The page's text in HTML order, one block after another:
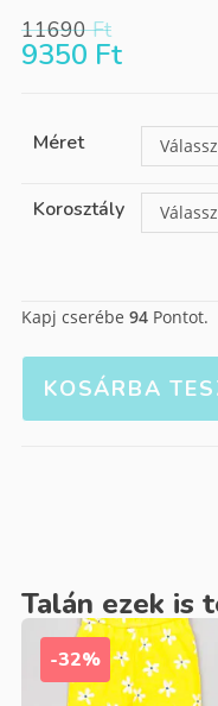
11690Ft
9350 Ft
Méret
Korosztály
Kapj cserébe 94Pontot.
KOSÁRBA
Talán ezek is
-32%